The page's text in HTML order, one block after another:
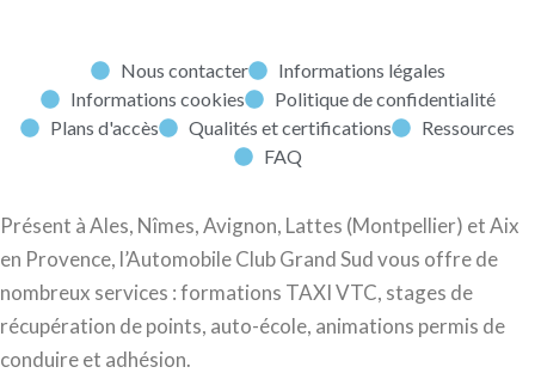
Nous contacter
Informations légales
Informations cookies
Politique de confidentialité
Plans d'accès
Qualités et certifications
Ressources
FAQ
Présent à Ales, Nîmes, Avignon, Lattes (Montpellier) et Aix
en Provence, l’Automobile Club Grand Sud vous offre de
nombreux services : formations TAXI VTC, stages de
récupération de points, auto-école, animations permis de
conduire et adhésion.